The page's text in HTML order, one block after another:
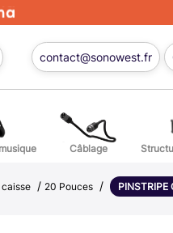
contact@sonowest.fr
Percussions
Câblage
caisse / 20 Pouces /